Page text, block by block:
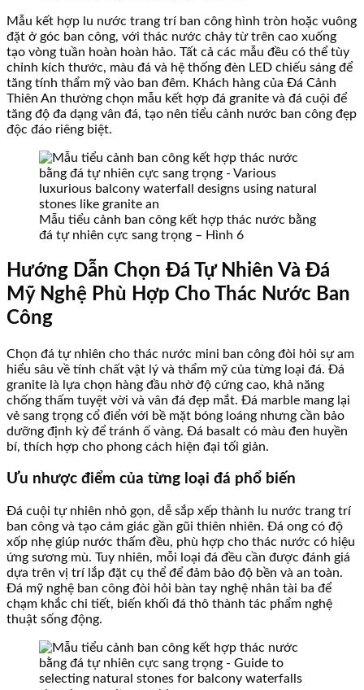
Mẫu kết hợp lu nước trang trí ban công hình tròn hoặc vuông
đặt ở góc ban công, với thác nước chảy từ trên cao xuống
tạo vòng tuần hoàn hoàn hảo. Tất cả các mẫu đều có thể tùy
chỉnh kích thước, màu đá và hệ thống đèn LED chiếu sáng để
tăng tính thẩm mỹ vào ban đêm. Khách hàng của Đá Cảnh
Thiên An thường chọn mẫu kết hợp đá granite và đá cuội để
tăng độ đa dạng vân đá, tạo nên tiểu cảnh nước ban công đẹp
độc đáo riêng biệt.
Mẫu tiểu cảnh ban công kết hợp thác nước bằng
đá tự nhiên cực sang trọng – Hình 6
Hướng Dẫn Chọn Đá Tự Nhiên Và Đá
Mỹ Nghệ Phù Hợp Cho Thác Nước Ban
Công
Chọn đá tự nhiên cho thác nước mini ban công đòi hỏi sự am
hiểu sâu về tính chất vật lý và thẩm mỹ của từng loại đá. Đá
granite là lựa chọn hàng đầu nhờ độ cứng cao, khả năng
chống thấm tuyệt vời và vân đá đẹp mắt. Đá marble mang lại
vẻ sang trọng cổ điển với bề mặt bóng loáng nhưng cần bảo
dưỡng định kỳ để tránh ố vàng. Đá basalt có màu đen huyền
bí, thích hợp cho phong cách hiện đại tối giản.
Ưu nhược điểm của từng loại đá phổ biến
Đá cuội tự nhiên nhỏ gọn, dễ sắp xếp thành lu nước trang trí
ban công và tạo cảm giác gần gũi thiên nhiên. Đá ong có độ
xốp nhẹ giúp nước thấm đều, phù hợp cho thác nước có hiệu
ứng sương mù. Tuy nhiên, mỗi loại đá đều cần được đánh giá
dựa trên vị trí lắp đặt cụ thể để đảm bảo độ bền và an toàn.
Đá mỹ nghệ ban công đòi hỏi bàn tay nghệ nhân tài ba để
chạm khắc chi tiết, biến khối đá thô thành tác phẩm nghệ
thuật sống động.